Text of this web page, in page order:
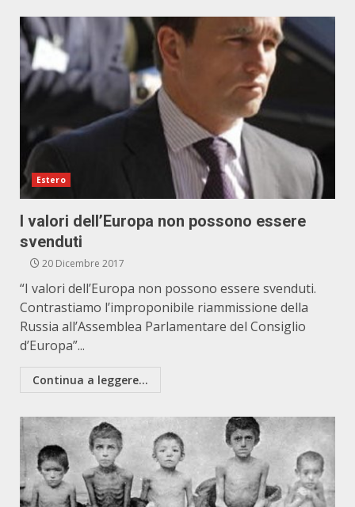
Estero
I valori dell’Europa non possono essere
svenduti
20 Dicembre 2017
“I valori dell’Europa non possono essere svenduti.
Contrastiamo l’improponibile riammissione della
Russia all’Assemblea Parlamentare del Consiglio
d’Europa”...
Continua a leggere...